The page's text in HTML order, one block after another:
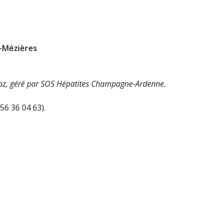
Mézières
géré par SOS Hépatites Champagne-Ardenne.
36 04 63).